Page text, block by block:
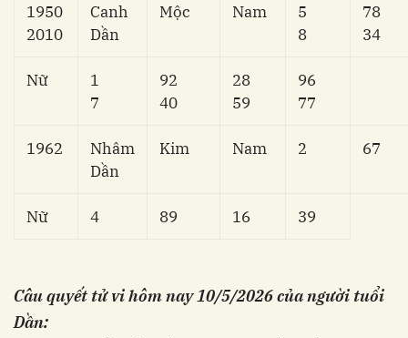
1950
2010
Canh
Dần
Mộc Nam
5
8
78
34
Nữ
1
7
92
40
28
59
96
77
1962
Nhâm
Dần
Kim Nam 2 67
Nữ 4 89 16 39
Câu quyết tử vi hôm nay10/5/2026của người tuổi
Dần: